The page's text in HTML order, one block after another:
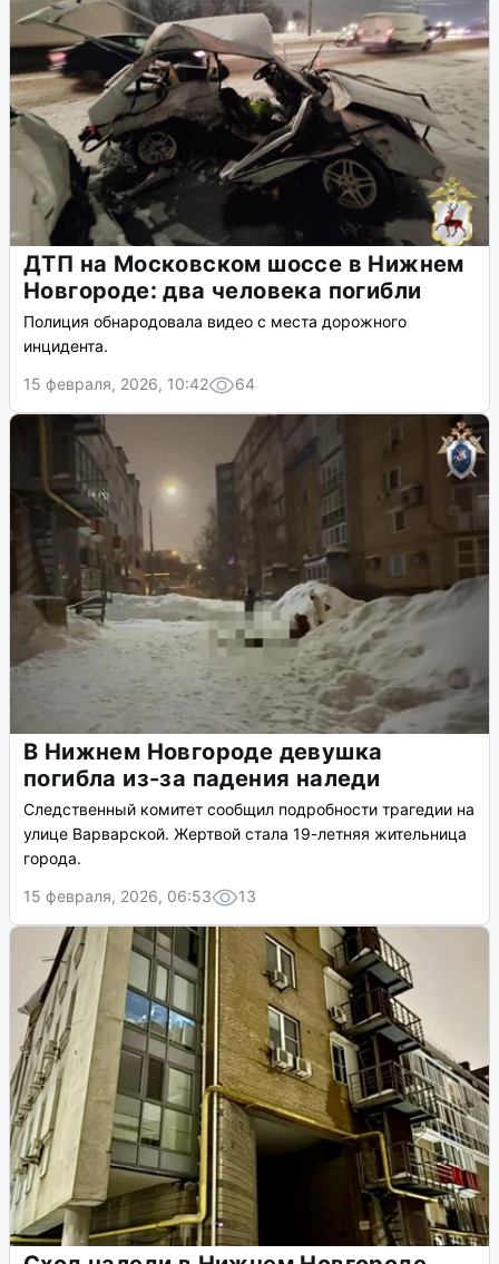
ДТП на Московском шоссе в Нижнем
Новгороде: два человека погибли
Полиция обнародовала видео с места дорожного
инцидента.
15 февраля, 2026, 10:42
64
В Нижнем Новгороде девушка
погибла из-за падения наледи
Следственный комитет сообщил подробности трагедии на
улице Варварской. Жертвой стала 19-летняя жительница
города.
15 февраля, 2026, 06:53
13